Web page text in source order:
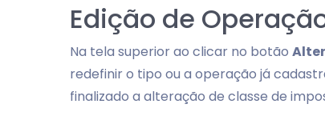
Edição de
Na tela superior ao clicar no botão
redefinir o tipo ou a operação já
finalizado a alteração de classe de